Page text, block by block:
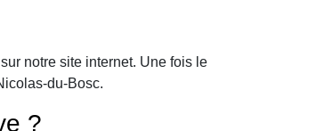
notre site internet. Une fois le
du-Bosc.
?